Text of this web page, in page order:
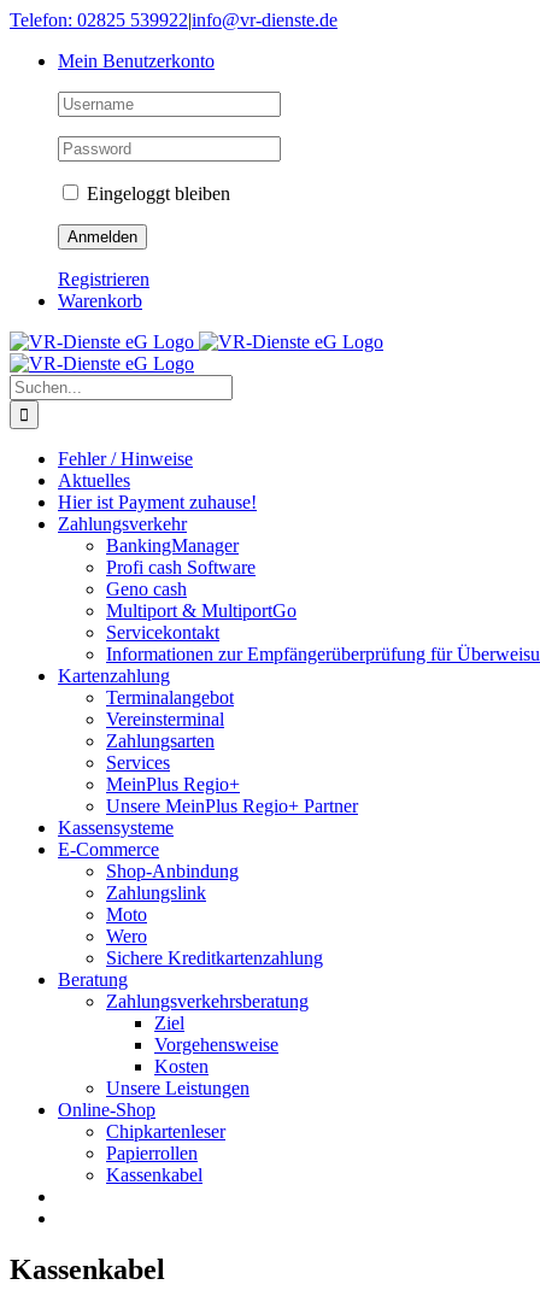
Skip
content
Telefon: 02825 539922|info@vr-dienste.de
Mein Benutzerkonto
Eingeloggt bleiben
Registrieren
Warenkorb
Suche
nach:
Fehler / Hinweise
Aktuelles
Hier ist Payment zuhause!
Zahlungsverkehr
BankingManager
Profi cash Software
Geno cash
Multiport & MultiportGo
Servicekontakt
Informationen zur Empfängerüberprüfung für
Kartenzahlung
Terminalangebot
Vereinsterminal
Zahlungsarten
Services
MeinPlus Regio+
Unsere MeinPlus Regio+ Partner
Kassensysteme
E-Commerce
Shop-Anbindung
Zahlungslink
Moto
Wero
Sichere Kreditkartenzahlung
Beratung
Zahlungsverkehrsberatung
Ziel
Vorgehensweise
Kosten
Unsere Leistungen
Online-Shop
Chipkartenleser
Papierrollen
Kassenkabel
Kassenkabel